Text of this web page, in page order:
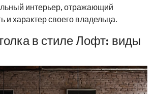
интерьер, отражающий
и характер своего владельца.
в стиле Лофт: виды